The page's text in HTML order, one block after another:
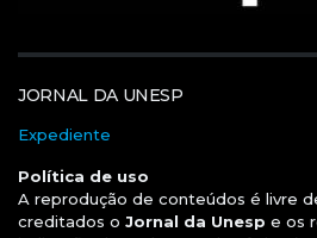
JORNAL DA UNESP
Expediente
Política de uso
A reprodução de conteúdos é livre
creditados o Jornal da Unesp e os